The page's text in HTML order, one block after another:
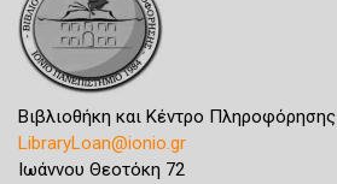
Βιβλιοθήκη και Κέντρο Πληροφόρησης
LibraryLoan@ionio.gr
Ιωάννου Θεοτόκη 72